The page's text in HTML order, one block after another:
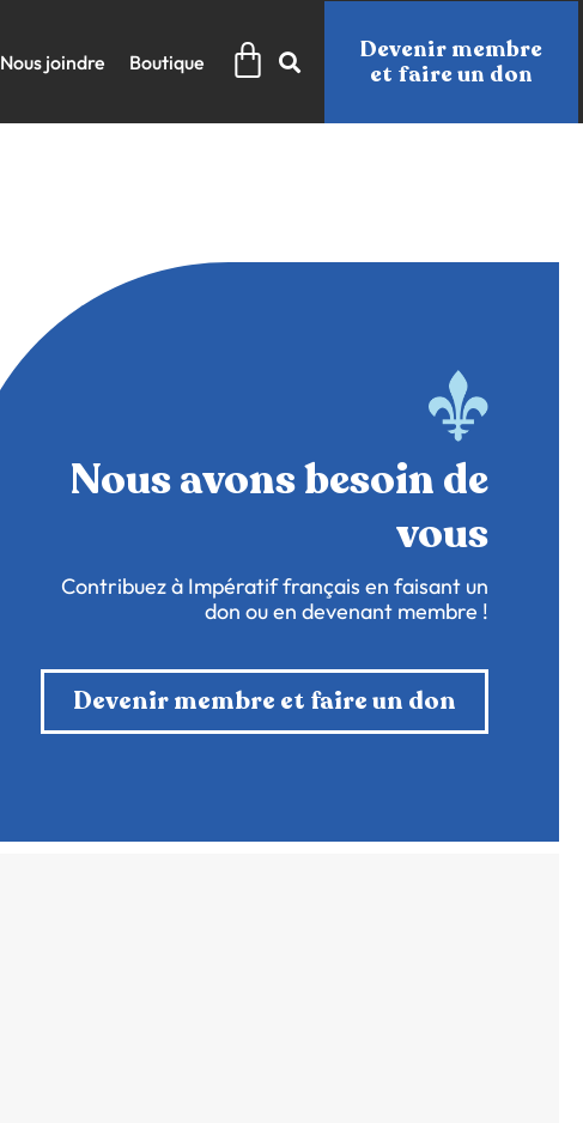
Nous joindre Boutique Panier
Devenir membre
et faire un don
Nous avons besoin de
vous
Contribuez à Impératif français en faisant un
don ou en devenant membre !
Devenir membre et faire un don